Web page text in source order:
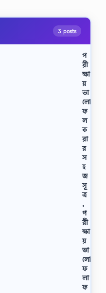
3 posts
প
রী
ক্ষা
য়
ভা
লো
ফ
ল
ক
রা
র
স
হ
জ
সূ
ত্র
,
প
রী
ক্ষা
য়
ভা
লো
ফ
লা
ফ